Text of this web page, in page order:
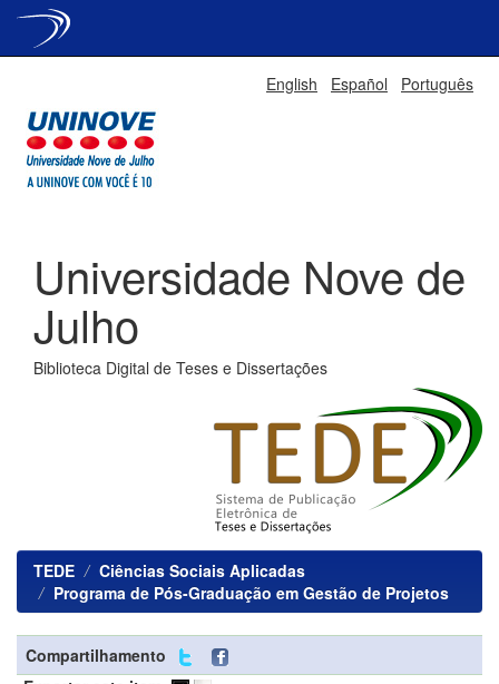
English Español Português
Universidade Nove de
Julho
Biblioteca Digital de Teses e Dissertações
TEDE
Ciências Sociais Aplicadas
Programa de Pós-Graduação em Gestão de Projetos
Compartilhamento